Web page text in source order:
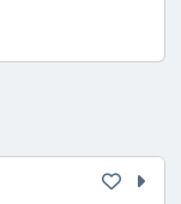
BTP FX